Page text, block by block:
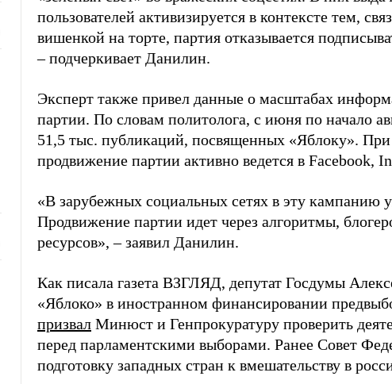
пользователей активизируется в контексте тем,
вишенкой на торте, партия отказывается
– подчеркивает Данилин.
Эксперт также привел данные о масштабах
партии. По словам политолога, с июня по начало
51,5 тыс. публикаций, посвященных «Яблоку».
продвижение партии активно ведется в Facebook,
«В зарубежных социальных сетях в эту
Продвижение партии идет через алгоритмы,
ресурсов», – заявил Данилин.
Как писала газета ВЗГЛЯД, депутат Госдумы
«Яблоко» в иностранном финансировании
призвал Минюст и Генпрокуратуру проверить
перед парламентскими выборами. Ранее Совет
подготовку западных стран к вмешательству в